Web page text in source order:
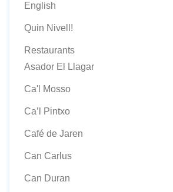
English
Quin Nivell!
Restaurants
Asador El Llagar
Ca'l Mosso
Ca’l Pintxo
Café de Jaren
Can Carlus
Can Duran